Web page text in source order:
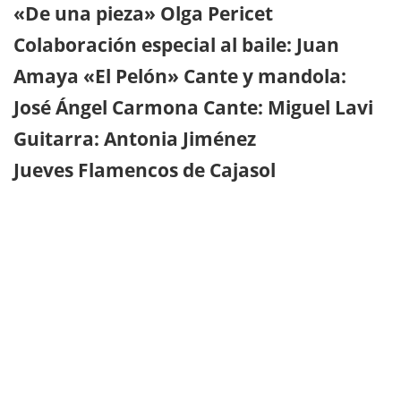
«De una pieza» Olga Pericet
Colaboración especial al baile: Juan
Amaya «El Pelón» Cante y mandola:
José Ángel Carmona Cante: Miguel Lavi
Guitarra: Antonia Jiménez
Jueves Flamencos de Cajasol